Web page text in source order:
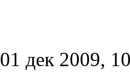
01 дек 2009,